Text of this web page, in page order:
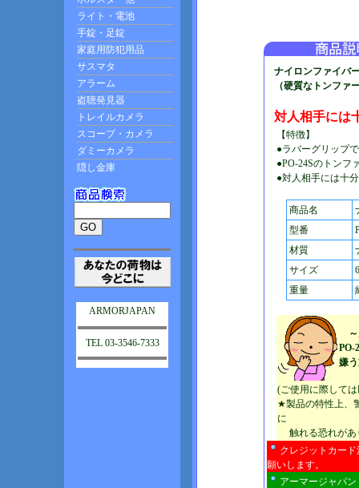
ARMORJAPAN
TEL 03-3546-7333
ナイロンファイバ
（硬質なトンファ
対人相手には
【特徴】
●ラバーグリップ
●PO-24Sのトンフ
●対人相手には十
商品名
型番
材質
サイズ
重量
～
PO-
嫌
(ご使用に際して
★製品の特性上、
に
触れる恐れがあ
クレジットカー
願いします。
アーマージャパ